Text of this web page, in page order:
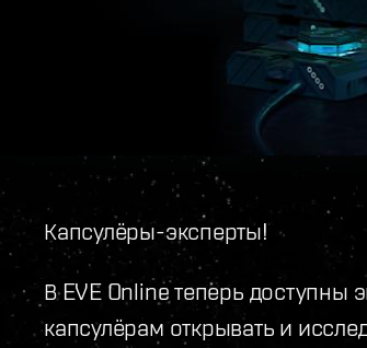
Капсулёры-эксперты!
В EVE Online теперь
капсулёрам открывать и